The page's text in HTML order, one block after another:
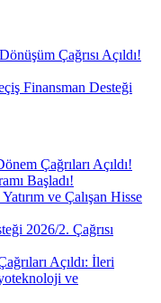
Çağrısı Açıldı!
Finansman Desteği
Çağrıları Açıldı!
Başladı!
ve Çalışan Hisse
2026/2. Çağrısı
Açıldı: İleri
ve